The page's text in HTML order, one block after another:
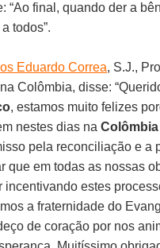
“Ao final, quando der a
todos”.
Eduardo Correa, S.J.,
Colômbia, disse:
, estamos muito felizes
nestes dias naColômbia
pela reconciliação e a
que em todas as nossas
incentivando estes
a fraternidade do
de coração por nos